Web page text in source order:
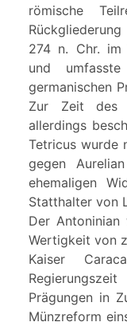
römische
274 n. Chr. im
und
germanischen
Zur Zeit des
allerdings
Tetricus wurde
gegen
ehemaligen
Statthalter von
Der
Wertigkeit von
Kaiser
Prägungen in
Münzreform